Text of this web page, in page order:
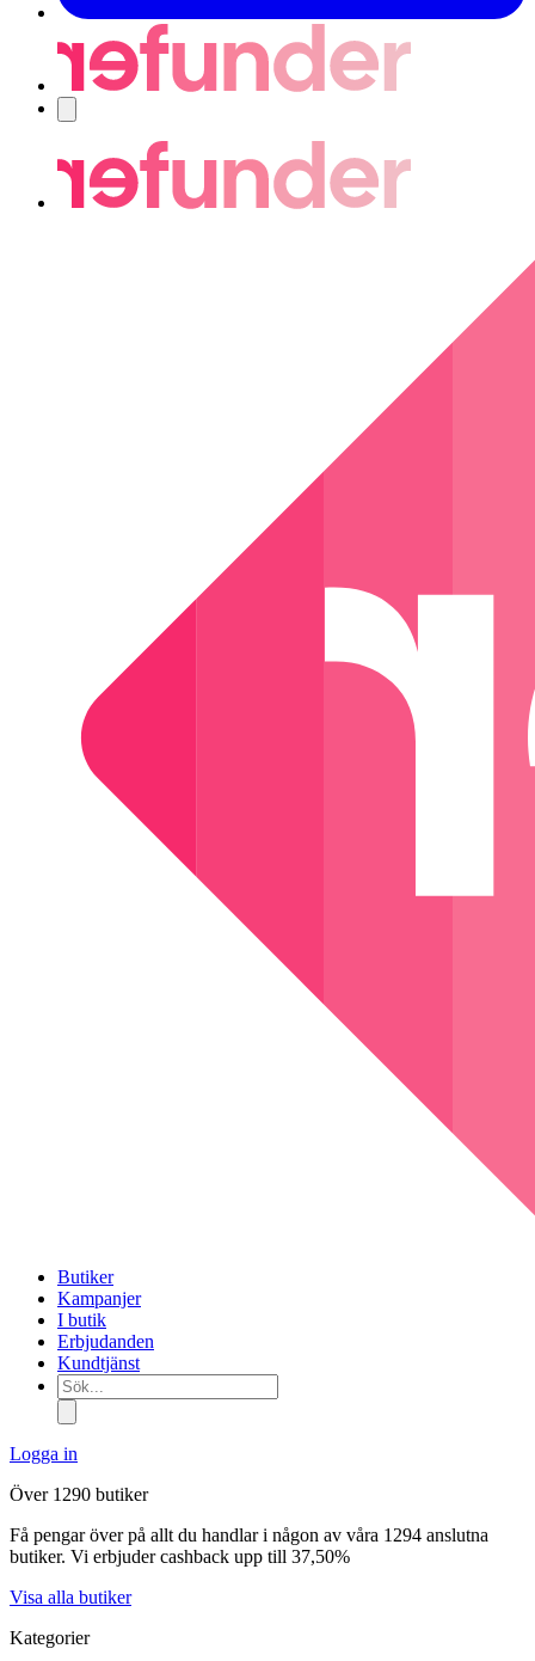
Butiker
Kampanjer
I butik
Erbjudanden
Kundtjänst
Sök...
Logga in
Över 1290 butiker
Få pengar över på allt du handlar i någon av våra 1294 anslutna
butiker. Vi erbjuder cashback upp till 37,50%
Visa alla butiker
Kategorier